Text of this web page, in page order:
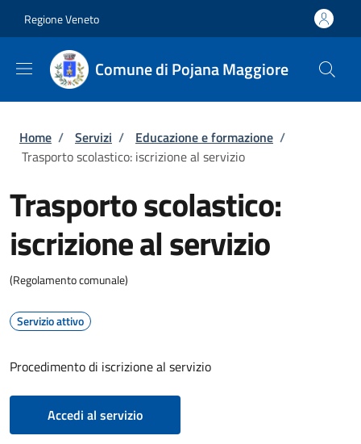
Regione Veneto
Comune di Pojana Maggiore
Briciole di pane
Home / Servizi / Educazione e formazione /
Trasporto scolastico: iscrizione al servizio
Trasporto scolastico:
iscrizione al servizio
(Regolamento comunale)
Servizio attivo
Procedimento di iscrizione al servizio
Accedi al servizio